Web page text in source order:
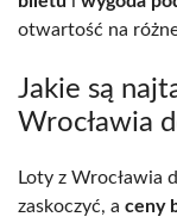
otwartość na
Jakie są
Wrocławia
Loty z Wrocławia
zaskoczyć, a ceny